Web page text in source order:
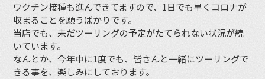
ワクチン接種も進んできてますので、1日でも早くコロナが
収まることを願うばかりです。
当店でも、未だツーリングの予定がたてられない状況が続
いています。
なんとか、今年中に1度でも、皆さんと一緒にツーリングで
きる事を、楽しみにしております。